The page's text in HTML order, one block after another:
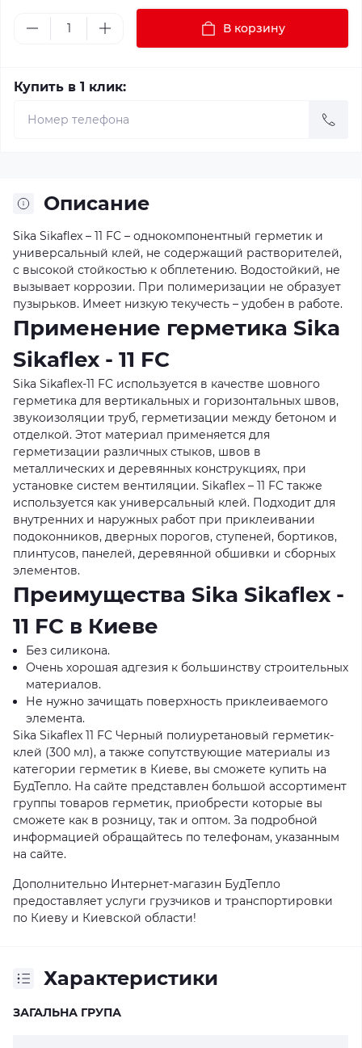
В корзину
Купить в 1 клик:
Описание
Sika Sikaflex – 11 FC – однокомпонентный герметик и
универсальный клей, не содержащий растворителей,
с высокой стойкостью к обплетению. Водостойкий, не
вызывает коррозии. При полимеризации не образует
пузырьков. Имеет низкую текучесть – удобен в работе.
Применение герметика Sika
Sikaflex - 11 FC
Sika Sikaflex-11 FC используется в качестве шовного
герметика для вертикальных и горизонтальных швов,
звукоизоляции труб, герметизации между бетоном и
отделкой. Этот материал применяется для
герметизации различных стыков, швов в
металлических и деревянных конструкциях, при
установке систем вентиляции. Sikaflex – 11 FC также
используется как универсальный клей. Подходит для
внутренних и наружных работ при приклеивании
подоконников, дверных порогов, ступеней, бортиков,
плинтусов, панелей, деревянной обшивки и сборных
элементов.
Преимущества Sika Sikaflex -
11 FC в Киеве
Без силикона.
Очень хорошая адгезия к большинству строительных
материалов.
Не нужно зачищать поверхность приклеиваемого
элемента.
Sika Sikaflex 11 FC Черный полиуретановый герметик-
клей (300 мл), а также сопутствующие материалы из
категории герметик в Киеве, вы сможете купить на
БудТепло. На сайте представлен большой ассортимент
группы товаров герметик, приобрести которые вы
сможете как в розницу, так и оптом. За подробной
информацией обращайтесь по телефонам, указанным
на сайте.
Дополнительно Интернет-магазин БудТепло
предоставляет услуги грузчиков и транспортировки
по Киеву и Киевской области!
Характеристики
ЗАГАЛЬНА ГРУПА